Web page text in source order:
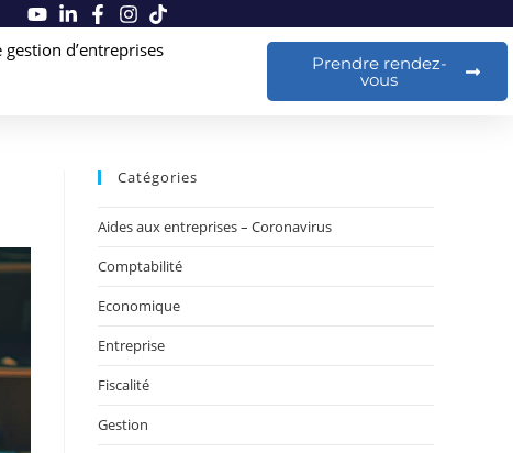
gestion d’entreprises
Prendre rendez-
vous
Catégories
Aides aux entreprises – Coronavirus
Comptabilité
Economique
Entreprise
Fiscalité
Gestion